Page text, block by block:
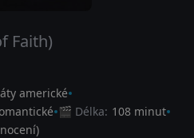
Faith)
americké
🎬 Délka: 108 minut